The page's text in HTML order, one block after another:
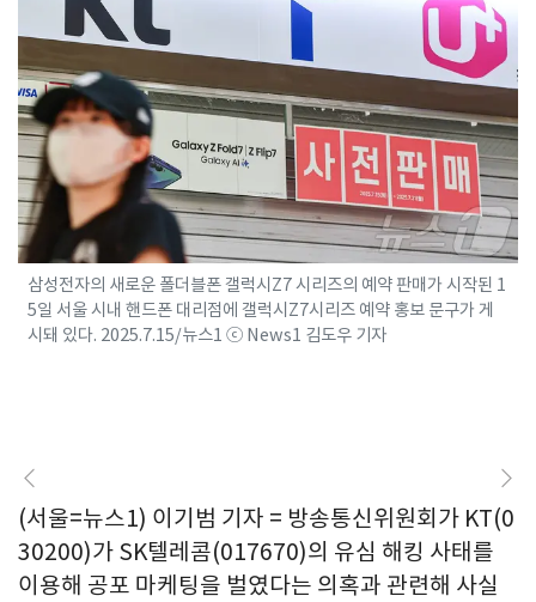
삼성전자의 새로운 폴더블폰 갤럭시Z7 시리즈의 예약 판매가 시작된 1
5일 서울 시내 핸드폰 대리점에 갤럭시Z7시리즈 예약 홍보 문구가 게
시돼 있다. 2025.7.15/뉴스1 ⓒ News1 김도우 기자
(서울=뉴스1) 이기범 기자 = 방송통신위원회가 KT(0
30200)가 SK텔레콤(017670)의 유심 해킹 사태를
이용해 공포 마케팅을 벌였다는 의혹과 관련해 사실